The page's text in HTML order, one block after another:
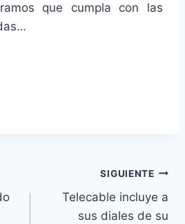
que cumpla con las
SIGUIENTE
Telecable incluye a
sus diales de su